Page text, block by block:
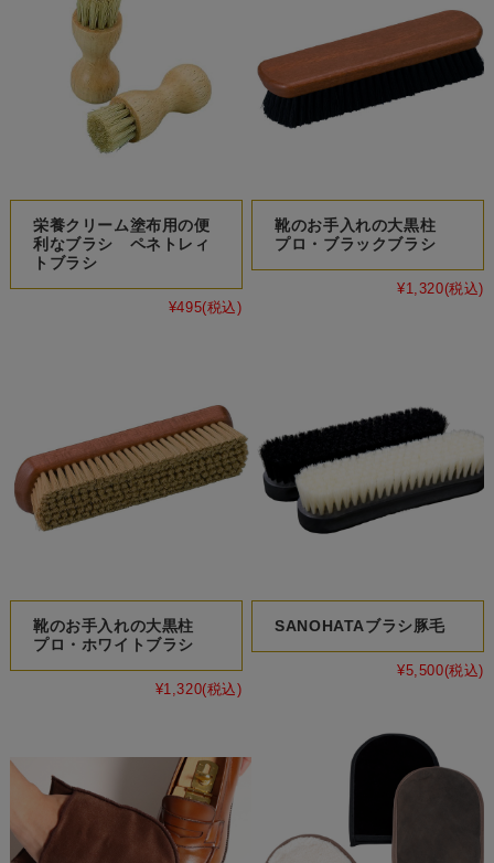
栄養クリーム塗布用の便
利なブラシ ペネトレィ
トブラシ
¥495(税込)
靴のお手入れの大黒柱
プロ・ブラックブラシ
¥1,320(税込)
靴のお手入れの大黒柱
プロ・ホワイトブラシ
¥1,320(税込)
SANOHATAブラシ豚毛
¥5,500(税込)